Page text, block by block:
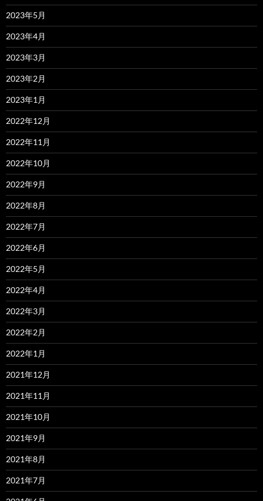
2023年5月
2023年4月
2023年3月
2023年2月
2023年1月
2022年12月
2022年11月
2022年10月
2022年9月
2022年8月
2022年7月
2022年6月
2022年5月
2022年4月
2022年3月
2022年2月
2022年1月
2021年12月
2021年11月
2021年10月
2021年9月
2021年8月
2021年7月